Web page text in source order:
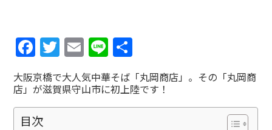
Facebook
Twitter
Email
Line
有
大阪京橋で大人気中華そば「丸岡商店」。その「丸岡商
店」が滋賀県守山市に初上陸です！
目次